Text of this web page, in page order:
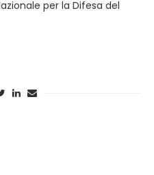
per la Difesa del